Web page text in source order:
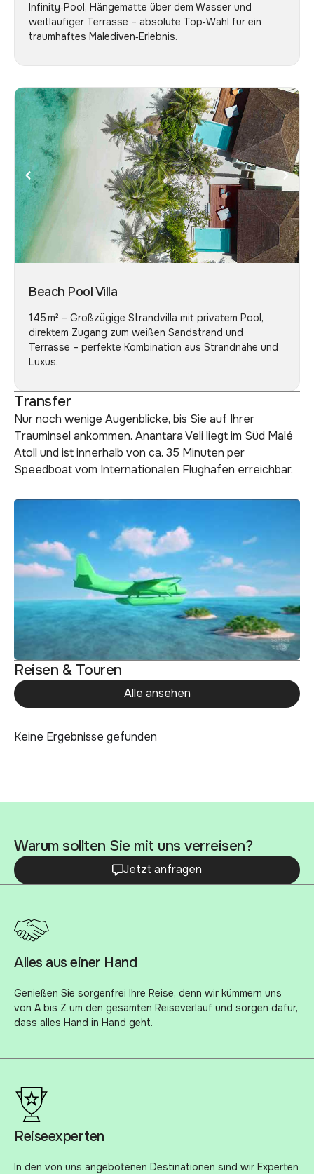
Infinity‑Pool, Hängematte über dem Wasser und
weitläufiger Terrasse – absolute Top‑Wahl für ein
traumhaftes Malediven‑Erlebnis.
Beach Pool Villa
145 m² – Großzügige Strandvilla mit privatem Pool,
direktem Zugang zum weißen Sandstrand und
Terrasse – perfekte Kombination aus Strandnähe und
Luxus.
Transfer
Nur noch wenige Augenblicke, bis Sie auf Ihrer
Trauminsel ankommen. Anantara Veli liegt im Süd Malé
Atoll und ist innerhalb von ca. 35 Minuten per
Speedboat vom Internationalen Flughafen erreichbar.
Reisen & Touren
Alle ansehen
Keine Ergebnisse gefunden
Warum sollten Sie mit uns verreisen?
Jetzt anfragen
Alles aus einer Hand
Genießen Sie sorgenfrei Ihre Reise, denn wir kümmern uns
von A bis Z um den gesamten Reiseverlauf und sorgen dafür,
dass alles Hand in Hand geht.
Reiseexperten
In den von uns angebotenen Destinationen sind wir Experten